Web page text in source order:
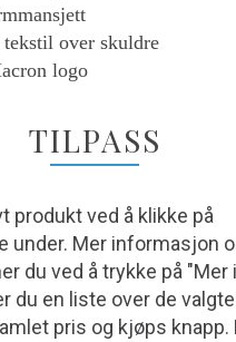
over skuldre
logo
TILPASS
produkt ved å klikke på
under. Mer informasjon
du ved å trykke på "Mer
du en liste over de valgte
pris og kjøps knapp.